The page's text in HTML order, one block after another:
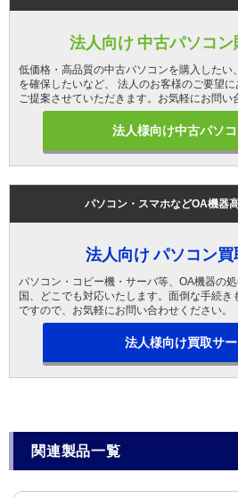
法人向け 中古パソコ
低価格・高品質の中古パソコンを購入したい
を確保したいなど、 法人のお客様のご要望
ご提案させていただきます。お気軽にお問い
法人様向け中古パソ
パソコン・スマホなどOA機器
法人向け パソコン
パソコン・コピー機・サーバ等、OA機器の
国、どこでも対応いたします。面倒な手続
ですので、お気軽にお問い合わせください。
法人様向け買取サ
関連製品一覧